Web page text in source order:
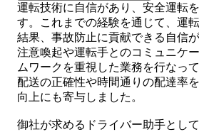
運転技術に自信があり、安全運転
す。これまでの経験を通じて、運
結果、事故防止に貢献できる自信
注意喚起や運転手とのコミュニケ
ムワークを重視した業務を行なっ
配送の正確性や時間通りの配達率
向上にも寄与しました。
御社が求めるドライバー助手とし